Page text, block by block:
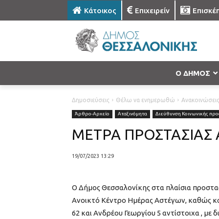
Κάτοικος Επιχειρείν
Ο ΔΗΜΟΣ
Δημοσιεύσεις Θέλω να ενημερωθώ Ανακοινώσεις
Άρθρο-Αρχείο Αταξινόμητα Διεύθυνση Κοινωνικής
ΜΕΤΡΑ
19/07/2023 13:29
Ο Δήμος Θεσσαλονίκης στα πλαίσια
Ανοικτό Κέντρο Ημέρας Αστέγων, καθώς
62 και Ανδρέου Γεωργίου 5 αντίστοιχα , με